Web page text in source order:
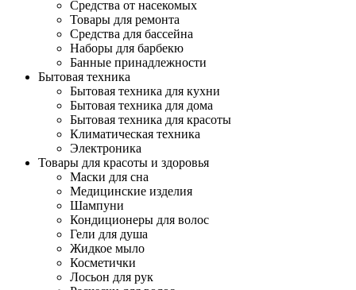
Средства от насекомых
Товары для ремонта
Средства для бассейна
Наборы для барбекю
Банные принадлежности
Бытовая техника
Бытовая техника для кухни
Бытовая техника для дома
Бытовая техника для красоты
Климатическая техника
Электроника
Товары для красоты и здоровья
Маски для сна
Медицинские изделия
Шампуни
Кондиционеры для волос
Гели для душа
Жидкое мыло
Косметички
Лосьон для рук